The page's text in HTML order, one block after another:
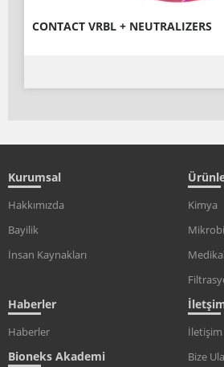
CONTACT VRBL + NEUTRALIZERS
Kurumsal
Hakkımızda
Bayilik
İnsan Kaynakları
Kimya
Medikal
Haberler
Haberler
Bioneks Akademi
Bize